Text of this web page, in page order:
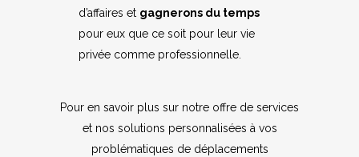
d’affaires et gagnerons du temps
pour eux que ce soit pour leur vie
privée comme professionnelle.
Pour en savoir plus sur notre offre de services
et nos solutions personnalisées à vos
problématiques de déplacements